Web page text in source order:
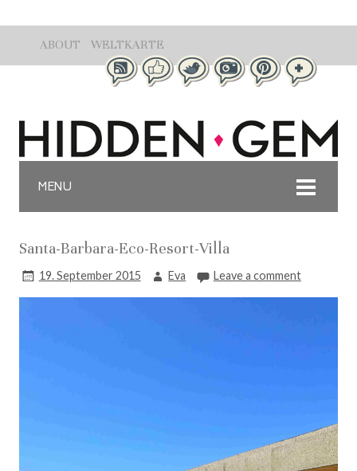
ABOUT WELTKARTE
MENU
Santa-Barbara-Eco-Resort-Villa
19. September 2015 Eva Leave a comment